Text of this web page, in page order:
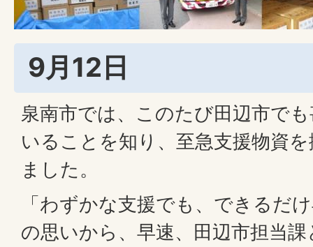
9月12日
泉南市では、このたび田辺市で
いることを知り、至急支援物資
ました。
「わずかな支援でも、できるだ
の思いから、早速、田辺市担当